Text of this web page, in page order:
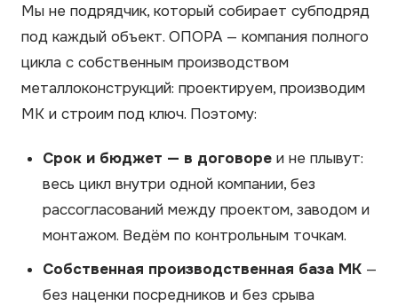
Мы не подрядчик, который собирает субподряд
под каждый объект. ОПОРА — компания полного
цикла с собственным производством
металлоконструкций: проектируем, производим
МК и строим под ключ. Поэтому:
Срок и бюджет — в договореи не плывут:
весь цикл внутри одной компании, без
рассогласований между проектом, заводом и
монтажом. Ведём по контрольным точкам.
Собственная производственная база МК—
без наценки посредников и без срыва